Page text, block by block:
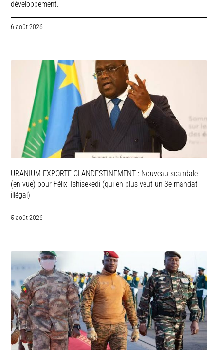
développement.
6 août 2026
URANIUM EXPORTE CLANDESTINEMENT : Nouveau scandale
(en vue) pour Félix Tshisekedi (qui en plus veut un 3e mandat
illégal)
5 août 2026